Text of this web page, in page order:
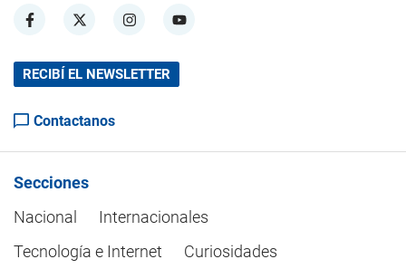
RECIBÍ EL NEWSLETTER
Contactanos
Secciones
Nacional
Internacionales
Tecnología e Internet
Curiosidades